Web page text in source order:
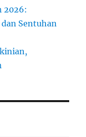
2026:
Sentuhan